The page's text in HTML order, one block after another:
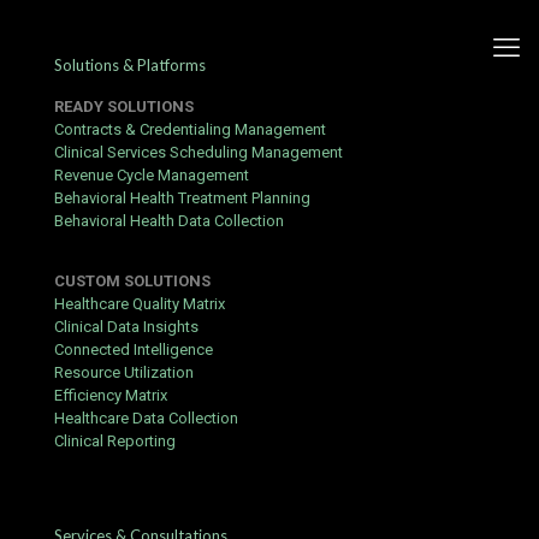
En djupdykning i Unibet och
Published by Yogita Sharma
Att spela på nätet har blivit en folkkär sysselsättning för många
svenskar genom åren. För den som vill lära sig mer om
plattformen ärunibet-sverige.net
koll. Webbplatsen har länge varit en pionjär inom spelbranschen
och erbjuder en trygg miljö för alla sina kunder.
täcker allt från klassiska casinospel till en avancerad
Solutions & Platforms
READY SOLUTIONS
Contracts & Credentialing Management
Clinical Services Scheduling Management
Revenue Cycle Management
Behavioral Health Treatment Planning
Behavioral Health Data Collection
CUSTOM SOLUTIONS
Healthcare Quality Matrix
Clinical Data Insights
Connected Intelligence
Resource Utilization
Efficiency Matrix
Healthcare Data Collection
Clinical Reporting